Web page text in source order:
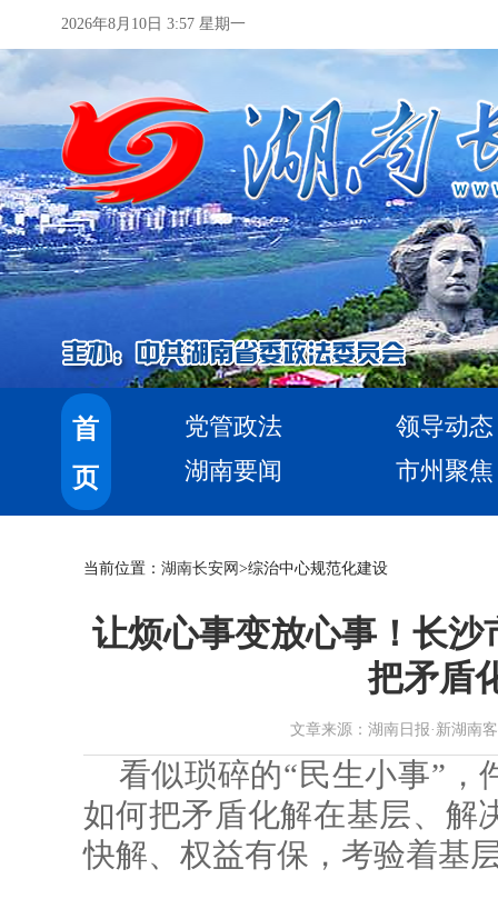
2026年8月10日 3:57 星期一
首
页
党管政法
领导动态
湖南要闻
市州聚焦
当前位置： 湖南长安网 >综治中心规范化建设
让烦心事变放心事！长沙
把矛盾
文章来源：湖南日报·新湖南
看似琐碎的“民生小事”，
如何把矛盾化解在基层、解
快解、权益有保，考验着基